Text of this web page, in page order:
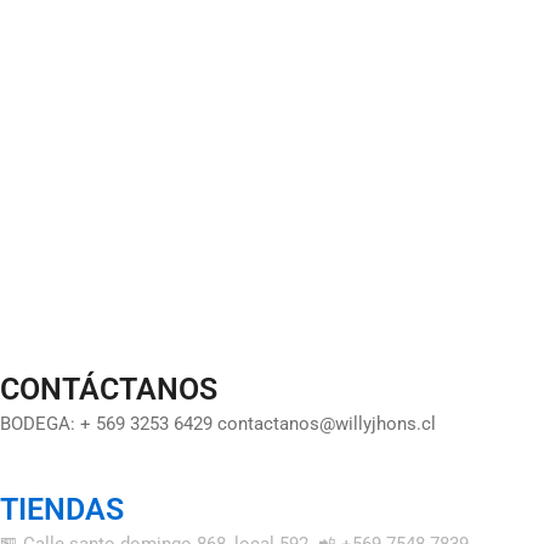
CONTÁCTANOS
BODEGA: + 569 3253 6429 contactanos@willyjhons.cl
TIENDAS